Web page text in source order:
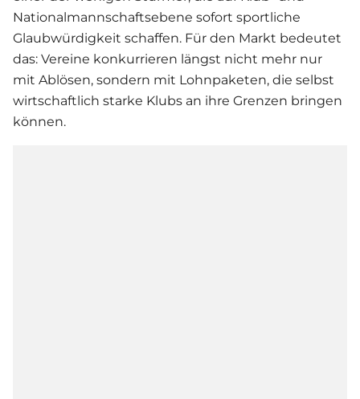
Nationalmannschaftsebene sofort sportliche
Glaubwürdigkeit schaffen. Für den Markt bedeutet
das: Vereine konkurrieren längst nicht mehr nur
mit Ablösen, sondern mit Lohnpaketen, die selbst
wirtschaftlich starke Klubs an ihre Grenzen bringen
können.